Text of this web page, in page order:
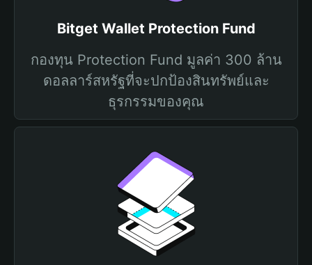
Bitget Wallet Protection Fund
กองทุน Protection Fund มูลค่า 300 ล้าน
ดอลลาร์สหรัฐที่จะปกป้องสินทรัพย์และ
ธุรกรรมของคุณ